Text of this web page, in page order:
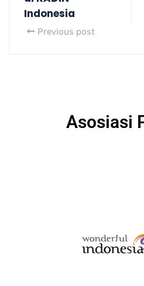
Indonesia
Previous post
Asosiasi